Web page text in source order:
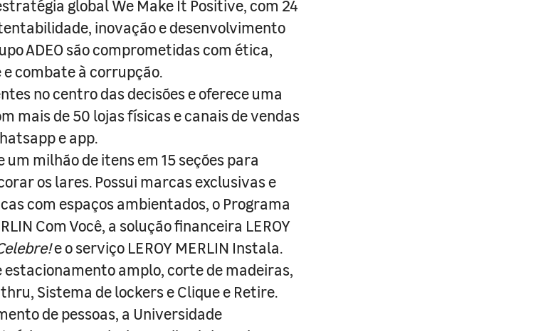
global We Make It Positive, com 24
inovação e desenvolvimento
ADEO são comprometidas com ética,
combate à corrupção.
no centro das decisões e oferece uma
mais de 50 lojas físicas e canais de vendas
e app.
um milhão de itens em 15 seções para
os lares. Possui marcas exclusivas e
com espaços ambientados, o Programa
Com Você, a solução financeira LEROY
e o serviço LEROY MERLIN Instala.
estacionamento amplo, corte de madeiras,
Sistema de lockers e Clique e Retire.
de pessoas, a Universidade